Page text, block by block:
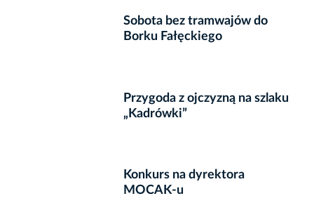
Sobota bez tramwajów do
Borku Fałęckiego
Przygoda z ojczyzną na szlaku
„Kadrówki”
Konkurs na dyrektora
MOCAK-u